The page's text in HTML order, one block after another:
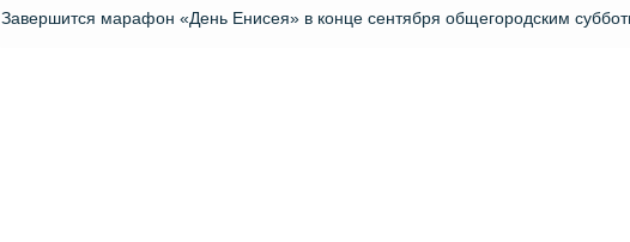
Завершится марафон «День Енисея» в конце сентября общегородским